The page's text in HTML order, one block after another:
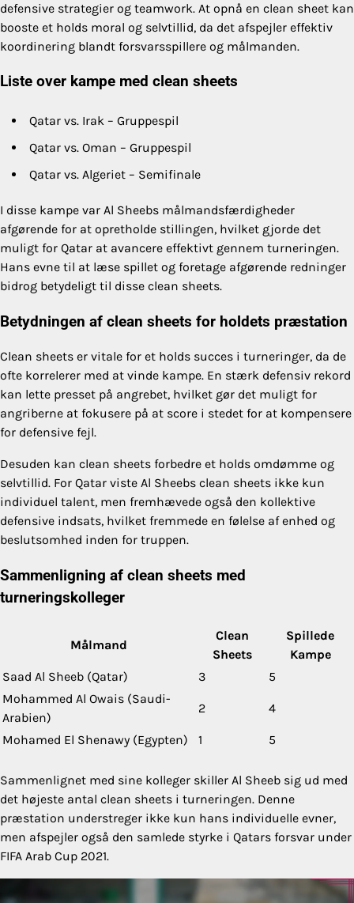
defensive strategier og teamwork. At opnå en clean sheet kan
booste et holds moral og selvtillid, da det afspejler effektiv
koordinering blandt forsvarsspillere og målmanden.
Liste over kampe med clean sheets
Qatar vs. Irak – Gruppespil
Qatar vs. Oman – Gruppespil
Qatar vs. Algeriet – Semifinale
I disse kampe var Al Sheebs målmandsfærdigheder
afgørende for at opretholde stillingen, hvilket gjorde det
muligt for Qatar at avancere effektivt gennem turneringen.
Hans evne til at læse spillet og foretage afgørende redninger
bidrog betydeligt til disse clean sheets.
Betydningen af clean sheets for holdets præstation
Clean sheets er vitale for et holds succes i turneringer, da de
ofte korrelerer med at vinde kampe. En stærk defensiv rekord
kan lette presset på angrebet, hvilket gør det muligt for
angriberne at fokusere på at score i stedet for at kompensere
for defensive fejl.
Desuden kan clean sheets forbedre et holds omdømme og
selvtillid. For Qatar viste Al Sheebs clean sheets ikke kun
individuel talent, men fremhævede også den kollektive
defensive indsats, hvilket fremmede en følelse af enhed og
beslutsomhed inden for truppen.
Sammenligning af clean sheets med
turneringskolleger
Målmand
Clean
Sheets
Spillede
Kampe
Saad Al Sheeb (Qatar)
3
5
Mohammed Al Owais (Saudi-
Arabien)
2 4
Mohamed El Shenawy (Egypten) 1 5
Sammenlignet med sine kolleger skiller Al Sheeb sig ud med
det højeste antal clean sheets i turneringen. Denne
præstation understreger ikke kun hans individuelle evner,
men afspejler også den samlede styrke i Qatars forsvar under
FIFA Arab Cup 2021.